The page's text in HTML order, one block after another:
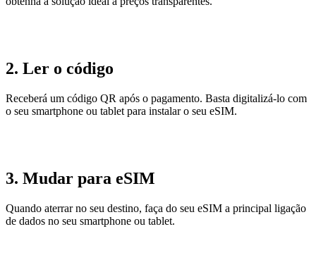
2. Ler o código
Receberá um código QR após o pagamento. Basta digitalizá-lo com
o seu smartphone ou tablet para instalar o seu eSIM.
3. Mudar para eSIM
Quando aterrar no seu destino, faça do seu eSIM a principal ligação
de dados no seu smartphone ou tablet.